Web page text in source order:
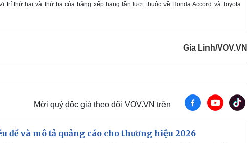
trí thứ hai và thứ ba của bảng xếp hạng lần lượt thuộc về Honda Accord và Toyota
Gia Linh/VOV.VN
Mời quý độc giả theo dõi VOV.VN trên
đề và mô tả quảng cáo cho thương hiệu 2026